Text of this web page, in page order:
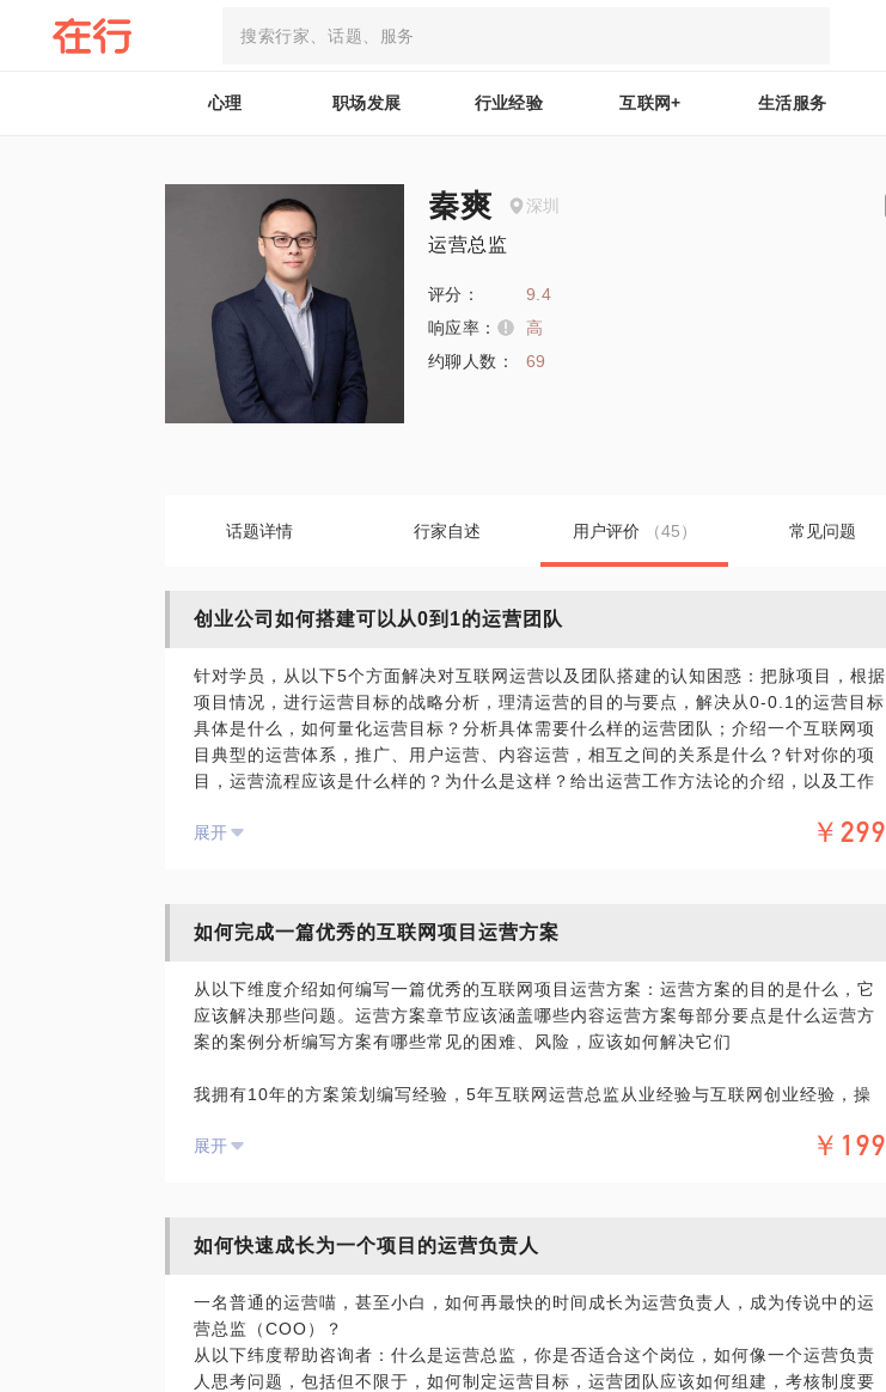
心理 职场发展 行业经验 互联网+ 生活服务
秦爽 深圳
运营总监
评分：
9.4
响应率：
高
约聊人数：
69
话题详情 行家自述 用户评价 （45） 常见问题
创业公司如何搭建可以从0到1的运营团队
针对学员，从以下5个方面解决对互联网运营以及团队搭建的认知困惑：把脉项目，根据
项目情况，进行运营目标的战略分析，理清运营的目的与要点，解决从0-0.1的运营目标
具体是什么，如何量化运营目标？分析具体需要什么样的运营团队；介绍一个互联网项
目典型的运营体系，推广、用户运营、内容运营，相互之间的关系是什么？针对你的项
目，运营流程应该是什么样的？为什么是这样？给出运营工作方法论的介绍，以及工作
何招聘到这些人才？如何识别运营人才？基于项目会给出具体建议，并且解惑答疑；如
才能支撑你的互联网商业模式。
经历了3个互联网项目从0到1的过程，从零开始，组建运营团队，最高完成100万用户的
积累，以及100万以上的爆款销售额。对互联网运营方法理解较深，《互联网运营的本
质是营销工业化》等原创干货广受运营圈子好评！
注意事项：请学员在约之前简单介绍一下项目情况，与自己的职业背景。本人具备一些
目的，请自行按需对接，以免引起尴尬。
展开 ￥299
如何完成一篇优秀的互联网项目运营方案
从以下维度介绍如何编写一篇优秀的互联网项目运营方案：运营方案的目的是什么，它
应该解决那些问题。运营方案章节应该涵盖哪些内容运营方案每部分要点是什么运营方
案的案例分析编写方案有哪些常见的困难、风险，应该如何解决它们
我拥有10年的方案策划编写经验，5年互联网运营总监从业经验与互联网创业经验，操
案策划的经验，是兼职的运营方案咨询商，创办互联网运营观察微信公众号“扳手”，知
展开 ￥199
如何快速成长为一个项目的运营负责人
一名普通的运营喵，甚至小白，如何再最快的时间成长为运营负责人，成为传说中的运
营总监（COO）？
从以下纬度帮助咨询者：什么是运营总监，你是否适合这个岗位，如何像一个运营负责
人思考问题，包括但不限于，如何制定运营目标，运营团队应该如何组建，考核制度要